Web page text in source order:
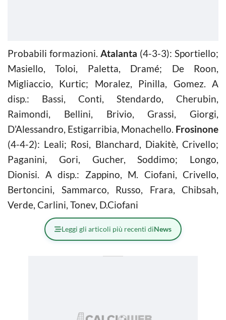
Probabili formazioni. Atalanta (4-3-3): Sportiello;
Masiello, Toloi, Paletta, Dramé; De Roon,
Migliaccio, Kurtic; Moralez, Pinilla, Gomez. A
disp.: Bassi, Conti, Stendardo, Cherubin,
Raimondi, Bellini, Brivio, Grassi, Giorgi,
D’Alessandro, Estigarribia, Monachello. Frosinone
(4-4-2): Leali; Rosi, Blanchard, Diakitè, Crivello;
Paganini, Gori, Gucher, Soddimo; Longo,
Dionisi. A disp.: Zappino, M. Ciofani, Crivello,
Bertoncini, Sammarco, Russo, Frara, Chibsah,
Verde, Carlini, Tonev, D.Ciofani
Leggi gli articoli più recenti diNews